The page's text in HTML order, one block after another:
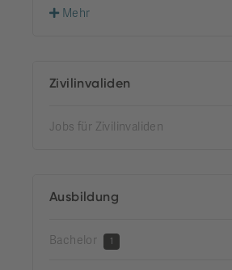
Mehr
Zivilinvaliden
Jobs für Zivilinvaliden
Ausbildung
Bachelor 1